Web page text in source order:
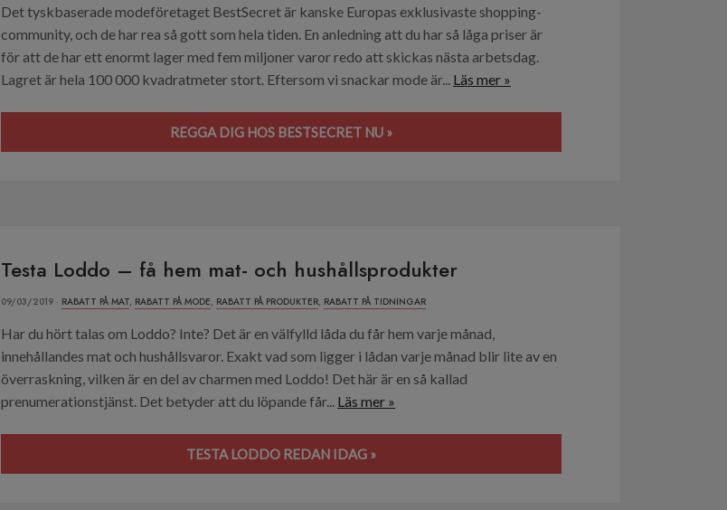
Det tyskbaserade modeföretaget BestSecret är kanske Europas exklusivaste shopping-
community, och de har rea så gott som hela tiden. En anledning att du har så låga priser är
för att de har ett enormt lager med fem miljoner varor redo att skickas nästa arbetsdag.
Lagret är hela 100 000 kvadratmeter stort. Eftersom vi snackar mode är... Läs mer »
REGGA DIG HOS BESTSECRET NU »
Testa Loddo – få hem mat- och hushållsprodukter
09/03/2019 · RABATT PÅ MAT, RABATT PÅ MODE, RABATT PÅ PRODUKTER, RABATT PÅ TIDNINGAR
Har du hört talas om Loddo? Inte? Det är en välfylld låda du får hem varje månad,
innehållandes mat och hushållsvaror. Exakt vad som ligger i lådan varje månad blir lite av en
överraskning, vilken är en del av charmen med Loddo! Det här är en så kallad
prenumerationstjänst. Det betyder att du löpande får... Läs mer »
TESTA LODDO REDAN IDAG »